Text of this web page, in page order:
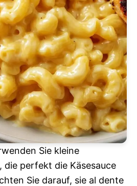
Sie kleine
die perfekt die Käsesauce
Sie darauf, sie al dente